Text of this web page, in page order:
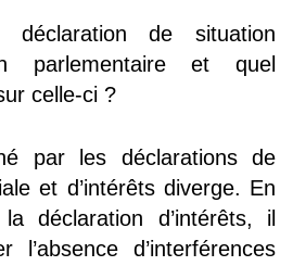
de situation
parlementaire et quel
celle-ci ?
par les déclarations de
et d’intérêts diverge. En
déclaration d’intérêts, il
l’absence d’interférences